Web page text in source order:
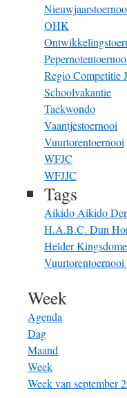
OHK
Regio Competitie
Schoolvakantie
Taekwondo
Vaantjestoernooi
Vuurtorentoernooi
WFJC
WFJJC
Tags
Aikido Aikido
H.A.B.C. Dun
HelderKingsdome
Vuurtorentoernooi
Week
Agenda
Dag
Maand
Week
Week van september